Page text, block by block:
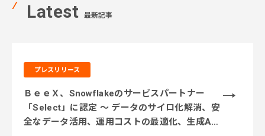
Latest 最新記事
プレスリリース
ＢｅｅＸ、Snowflakeのサービスパートナー
「Select」に認定 ～ データのサイロ化解消、安
全なデータ活用、運用コストの最適化、生成AI